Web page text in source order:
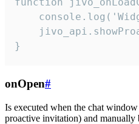
}
onOpen#
Is executed when the chat
proactive invitation) and manually